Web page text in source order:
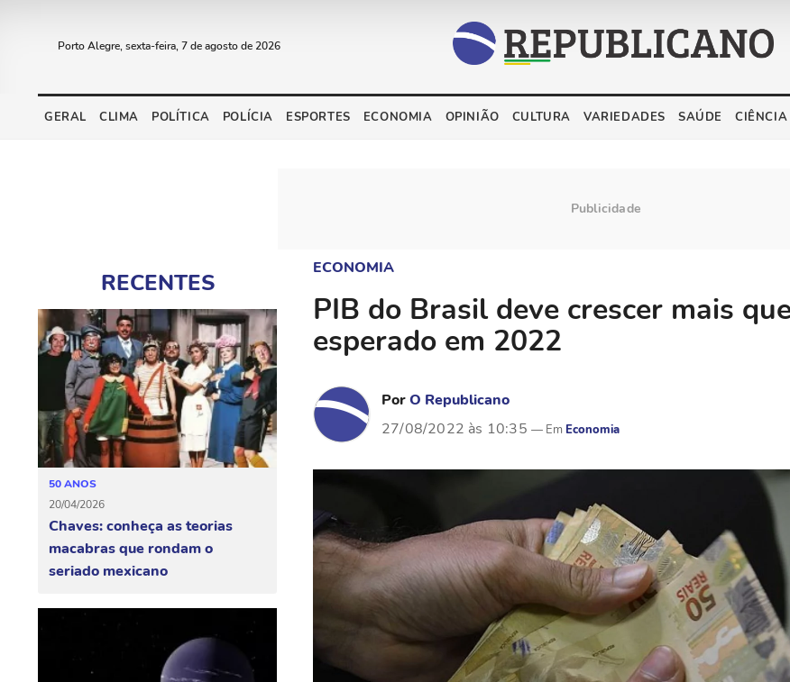
Porto Alegre, sexta-feira, 7 de agosto de 2026
GERAL CLIMA POLÍTICA POLÍCIA ESPORTES ECONOMIA OPINIÃO CULTURA VARIEDADES SAÚDE CIÊNCIA
RECENTES
50 ANOS
20/04/2026
Chaves: conheça as teorias
macabras que rondam o
seriado mexicano
ECONOMIA
PIB do Brasil deve crescer mais
esperado em 2022
PorO Republicano
27/08/2022 às 10:35
Economia